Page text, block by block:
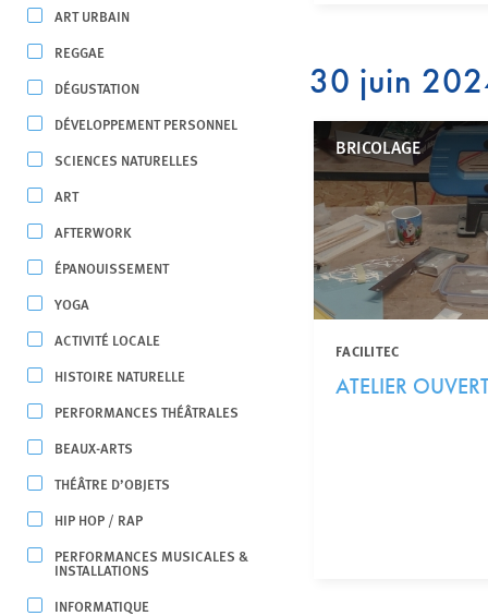
ART URBAIN
REGGAE
DÉGUSTATION
DÉVELOPPEMENT PERSONNEL
SCIENCES NATURELLES
ART
AFTERWORK
ÉPANOUISSEMENT
YOGA
ACTIVITÉ LOCALE
HISTOIRE NATURELLE
PERFORMANCES THÉÂTRALES
BEAUX-ARTS
THÉÂTRE D’OBJETS
HIP HOP / RAP
PERFORMANCES MUSICALES &
INSTALLATIONS
INFORMATIQUE
30 juin
BRICOLAGE
FACILITEC
ATELIER